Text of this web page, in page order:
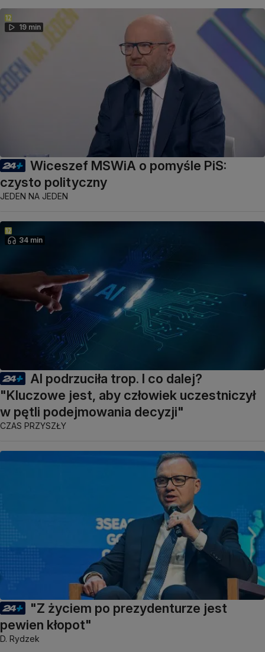
19 min
Wiceszef MSWiA o pomyśle PiS:
czysto polityczny
JEDEN NA JEDEN
34 min
AI podrzuciła trop. I co dalej?
"Kluczowe jest, aby człowiek uczestniczył
w pętli podejmowania decyzji"
CZAS PRZYSZŁY
"Z życiem po prezydenturze jest
pewien kłopot"
D. Rydzek